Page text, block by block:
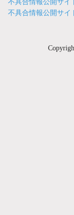
不具合情報公開サイ
不具合情報公開サイ